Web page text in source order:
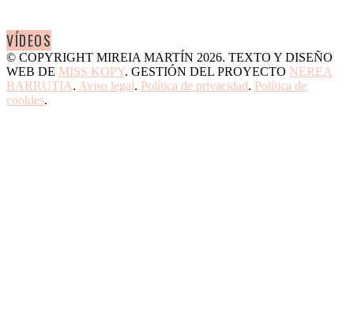
VÍDEOS
© COPYRIGHT MIREIA MARTÍN 2026. TEXTO Y DISEÑO
WEB DE MISS KOPY. GESTIÓN DEL PROYECTO NEREA
BARRUTIA. Aviso legal. Política de privacidad. Política de
cookies.